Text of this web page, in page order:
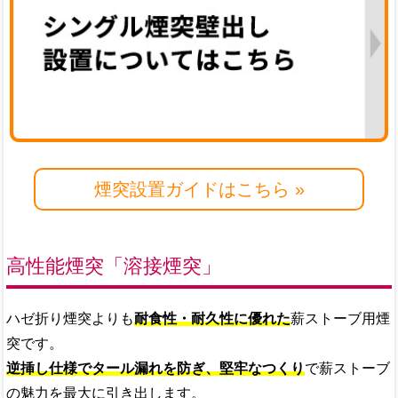
煙突設置ガイドはこちら »
高性能煙突「溶接煙突」
ハゼ折り煙突よりも耐食性・耐久性に優れた薪ストーブ用煙
突です。
逆挿し仕様でタール漏れを防ぎ、堅牢なつくりで薪ストーブ
の魅力を最大に引き出します。